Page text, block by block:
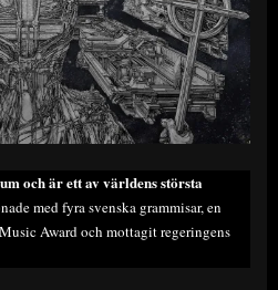
och är ett av världens största
med fyra svenska grammisar, en
Award och mottagit regeringens